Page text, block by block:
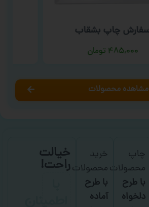
چاپ بشقاب
۴۸۵,۰۰۰ تومان
مشاهده محصولات
چاپ
محصولات
با طرح
دلخواه
خرید
محصولات
با طرح
آماده
خیالت
راحت!